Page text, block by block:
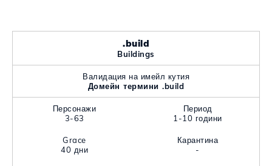
.build
Buildings
Валидация на имейл кутия
Домейн термини .build
Персонажи
3-63
Период
1-10 години
Grace
40 дни
Карантина
-